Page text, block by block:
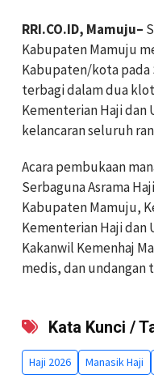
RRI.CO.ID, Mamuju–
Kabupaten Mamuju
Kabupaten/kota pada
terbagi dalam dua
Kementerian Haji
kelancaran seluruh
Acara pembukaan
Serbaguna Asrama
Kabupaten Mamuju,
Kementerian Haji dan
Kakanwil Kemenhaj
medis, dan undangan
Kata Kunci /
Haji 2026 Manasik Haji